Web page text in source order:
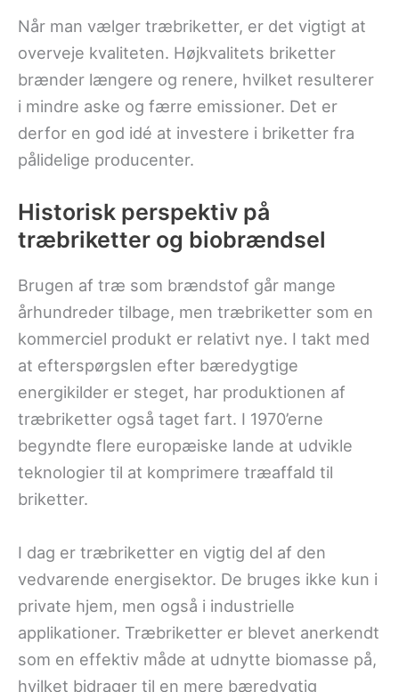
Når man vælger træbriketter, er det vigtigt at
overveje kvaliteten. Højkvalitets briketter
brænder længere og renere, hvilket resulterer
i mindre aske og færre emissioner. Det er
derfor en god idé at investere i briketter fra
pålidelige producenter.
Historisk perspektiv på
træbriketter og biobrændsel
Brugen af træ som brændstof går mange
århundreder tilbage, men træbriketter som en
kommerciel produkt er relativt nye. I takt med
at efterspørgslen efter bæredygtige
energikilder er steget, har produktionen af
træbriketter også taget fart. I 1970’erne
begyndte flere europæiske lande at udvikle
teknologier til at komprimere træaffald til
briketter.
I dag er træbriketter en vigtig del af den
vedvarende energisektor. De bruges ikke kun i
private hjem, men også i industrielle
applikationer. Træbriketter er blevet anerkendt
som en effektiv måde at udnytte biomasse på,
hvilket bidrager til en mere bæredygtig